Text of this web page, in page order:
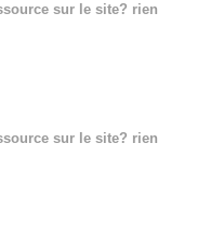
sur le site? rien
sur le site? rien